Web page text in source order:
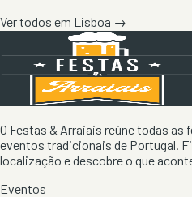
Ver todos em Lisboa →
O Festas & Arraiais reúne todas
eventos tradicionais de Portugal.
localização e descobre o que
Eventos